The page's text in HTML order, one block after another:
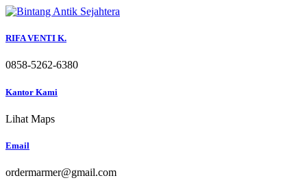
Skip
content
RIFA VENTI K.
0858-5262-6380
Kantor Kami
Lihat Maps
Email
ordermarmer@gmail.com